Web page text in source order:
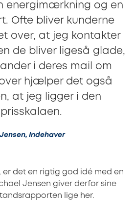
energimærkning og en
Ofte bliver kunderne
over, at jeg kontakter
de bliver ligeså glade,
i deres mail om
hjælper det også
at jeg ligger i den
Indehaver
er det en rigtig god idé med en
Jensen giver derfor sine
lige her.